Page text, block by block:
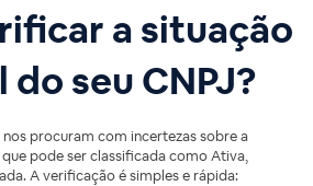
a situação
seu CNPJ?
procuram com incertezas sobre a
pode ser classificada como Ativa,
A verificação é simples e rápida: